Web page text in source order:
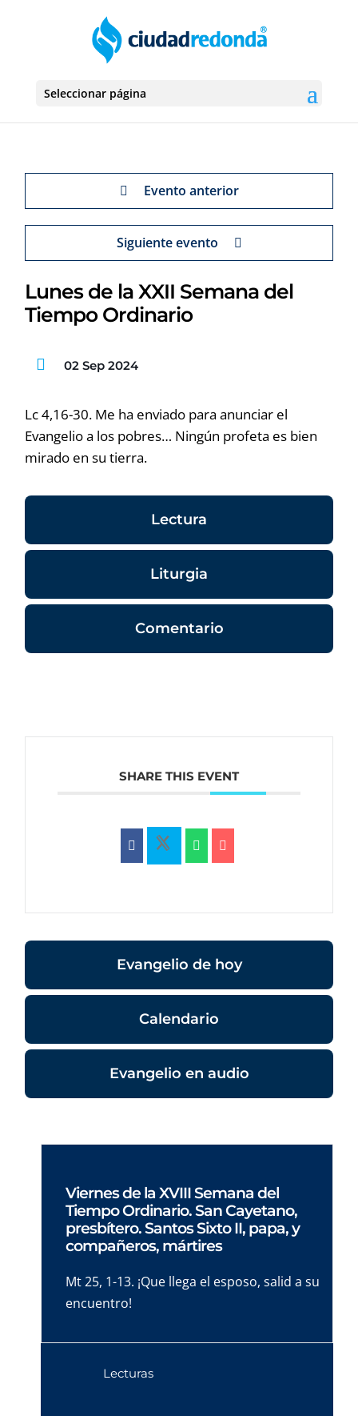
Seleccionar página
Evento anterior
Siguiente evento
Lunes de la XXII Semana del
Tiempo Ordinario
02 Sep 2024
Lc 4,16-30. Me ha enviado para anunciar el
Evangelio a los pobres… Ningún profeta es bien
mirado en su tierra.
Lectura
Liturgia
Comentario
SHARE THIS EVENT
Evangelio de hoy
Calendario
Evangelio en audio
Viernes de la XVIII Semana del
Tiempo Ordinario. San Cayetano,
presbítero. Santos Sixto II, papa, y
compañeros, mártires
Mt 25, 1-13. ¡Que llega el esposo, salid a su
encuentro!
Lecturas